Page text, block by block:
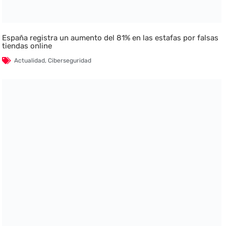
España registra un aumento del 81% en las estafas por falsas
tiendas online
Actualidad,Ciberseguridad